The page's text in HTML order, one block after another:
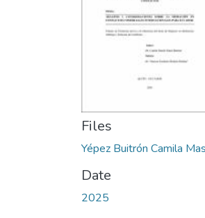
Files
Yépez Buitrón Camila
Date
2025